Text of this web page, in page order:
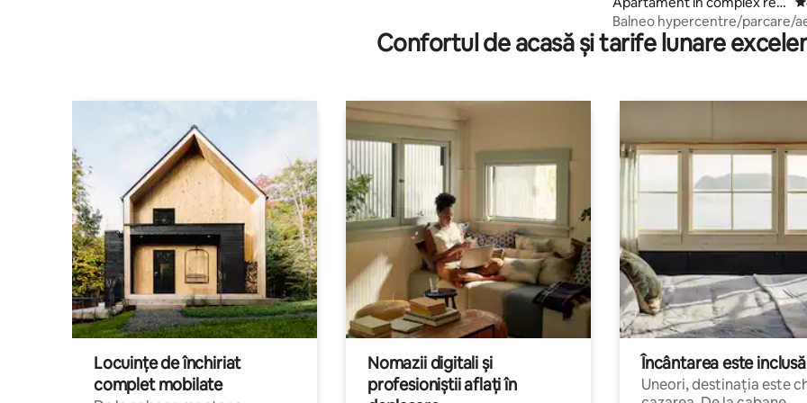
dențial
Balneo hypercentre/parcare/
condiționat/pat matrimonial
Confortul de acasă și tarife lunare
Locuințe de închiriat
complet mobilate
Nomazii digitali și
profesioniștii aflați în
Încântarea este inclusă
Uneori, destinația este